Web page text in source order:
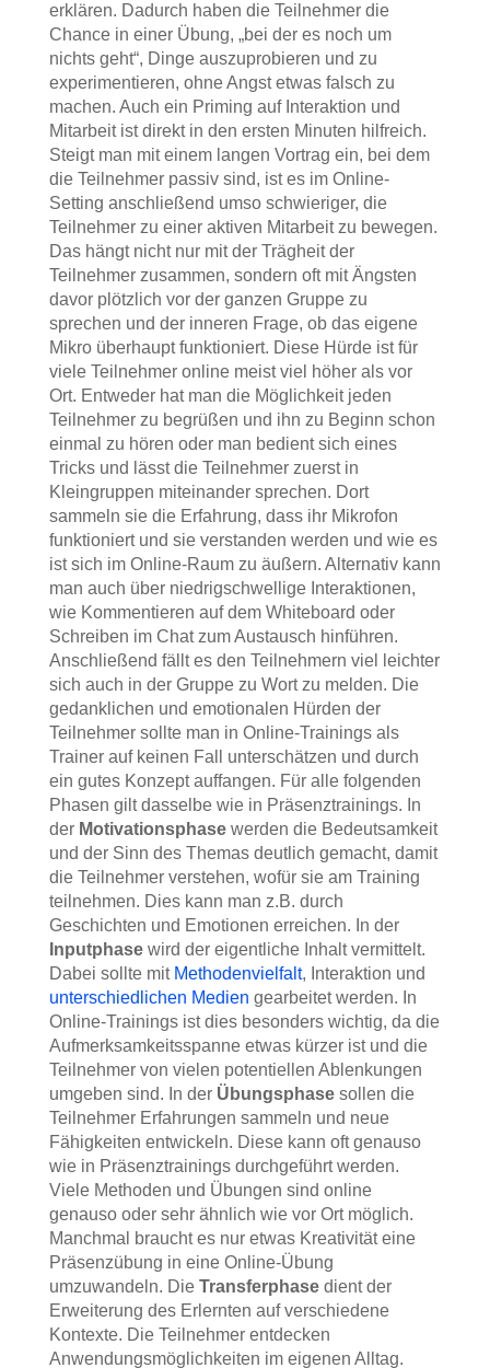
erklären. Dadurch haben die Teilnehmer die
Chance in einer Übung, „bei der es noch um
nichts geht“, Dinge auszuprobieren und zu
experimentieren, ohne Angst etwas falsch zu
machen. Auch ein Priming auf Interaktion und
Mitarbeit ist direkt in den ersten Minuten hilfreich.
Steigt man mit einem langen Vortrag ein, bei dem
die Teilnehmer passiv sind, ist es im Online-
Setting anschließend umso schwieriger, die
Teilnehmer zu einer aktiven Mitarbeit zu bewegen.
Das hängt nicht nur mit der Trägheit der
Teilnehmer zusammen, sondern oft mit Ängsten
davor plötzlich vor der ganzen Gruppe zu
sprechen und der inneren Frage, ob das eigene
Mikro überhaupt funktioniert. Diese Hürde ist für
viele Teilnehmer online meist viel höher als vor
Ort. Entweder hat man die Möglichkeit jeden
Teilnehmer zu begrüßen und ihn zu Beginn schon
einmal zu hören oder man bedient sich eines
Tricks und lässt die Teilnehmer zuerst in
Kleingruppen miteinander sprechen. Dort
sammeln sie die Erfahrung, dass ihr Mikrofon
funktioniert und sie verstanden werden und wie es
ist sich im Online-Raum zu äußern. Alternativ kann
man auch über niedrigschwellige Interaktionen,
wie Kommentieren auf dem Whiteboard oder
Schreiben im Chat zum Austausch hinführen.
Anschließend fällt es den Teilnehmern viel leichter
sich auch in der Gruppe zu Wort zu melden. Die
gedanklichen und emotionalen Hürden der
Teilnehmer sollte man in Online-Trainings als
Trainer auf keinen Fall unterschätzen und durch
ein gutes Konzept auffangen. Für alle folgenden
Phasen gilt dasselbe wie in Präsenztrainings. In
der Motivationsphasewerden die Bedeutsamkeit
und der Sinn des Themas deutlich gemacht, damit
die Teilnehmer verstehen, wofür sie am Training
teilnehmen. Dies kann man z.B. durch
Geschichten und Emotionen erreichen. In der
Inputphasewird der eigentliche Inhalt vermittelt.
Dabei sollte mit Methodenvielfalt, Interaktion und
unterschiedlichen Medien gearbeitet werden. In
Online-Trainings ist dies besonders wichtig, da die
Aufmerksamkeitsspanne etwas kürzer ist und die
Teilnehmer von vielen potentiellen Ablenkungen
umgeben sind. In der Übungsphasesollen die
Teilnehmer Erfahrungen sammeln und neue
Fähigkeiten entwickeln. Diese kann oft genauso
wie in Präsenztrainings durchgeführt werden.
Viele Methoden und Übungen sind online
genauso oder sehr ähnlich wie vor Ort möglich.
Manchmal braucht es nur etwas Kreativität eine
Präsenzübung in eine Online-Übung
umzuwandeln. Die Transferphasedient der
Erweiterung des Erlernten auf verschiedene
Kontexte. Die Teilnehmer entdecken
Anwendungsmöglichkeiten im eigenen Alltag.